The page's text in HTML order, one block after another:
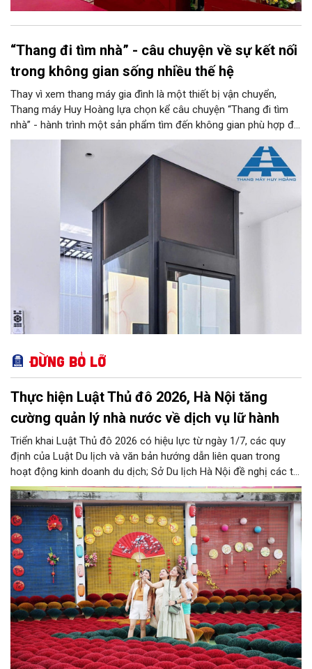
“Thang đi tìm nhà” - câu chuyện về sự kết nối
trong không gian sống nhiều thế hệ
Thay vì xem thang máy gia đình là một thiết bị vận chuyển,
Thang máy Huy Hoàng lựa chọn kể câu chuyện “Thang đi tìm
nhà” - hành trình một sản phẩm tìm đến không gian phù hợp để
trở thành một phần của kiến trúc, đời sống và ký ức gia đình.
Đừng bỏ lỡ
Thực hiện Luật Thủ đô 2026, Hà Nội tăng
cường quản lý nhà nước về dịch vụ lữ hành
Triển khai Luật Thủ đô 2026 có hiệu lực từ ngày 1/7, các quy
định của Luật Du lịch và văn bản hướng dẫn liên quan trong
hoạt động kinh doanh du dịch; Sở Du lịch Hà Nội đề nghị các tổ
chức, đơn vị, doanh nghiệp kinh doanh dịch vụ lữ hành trên địa
bàn thành phố thực hiện một số nội dung quan trọng. Qua đó
góp phần thực hiện thắng lợi các mục tiêu phát triển du lịch Hà
Nội năm 2026 và giai đoạn tiếp theo.